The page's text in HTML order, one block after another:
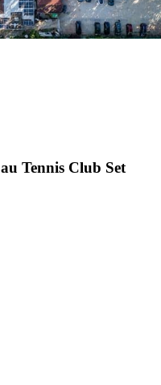
au Tennis Club Set